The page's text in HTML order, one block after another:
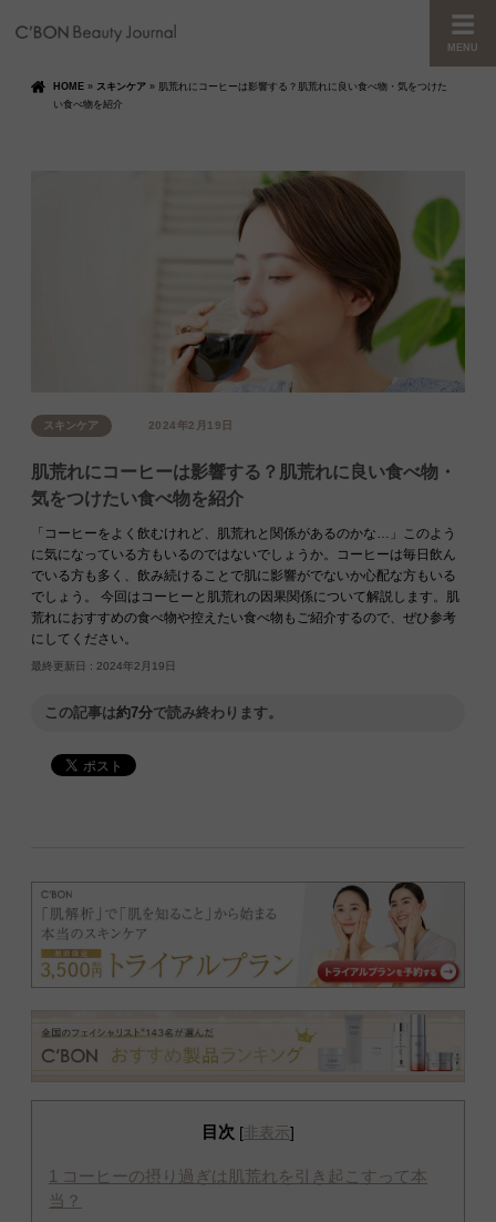
MENU
HOME » スキンケア » 肌荒れにコーヒーは影響する？肌荒れに良い食べ物・気をつけた
い食べ物を紹介
スキンケア 2024年2月19日
肌荒れにコーヒーは影響する？肌荒れに良い食べ物・
気をつけたい食べ物を紹介
「コーヒーをよく飲むけれど、肌荒れと関係があるのかな…」このよう
に気になっている方もいるのではないでしょうか。コーヒーは毎日飲ん
でいる方も多く、飲み続けることで肌に影響がでないか心配な方もいる
でしょう。 今回はコーヒーと肌荒れの因果関係について解説します。肌
荒れにおすすめの食べ物や控えたい食べ物もご紹介するので、ぜひ参考
にしてください。
最終更新日 : 2024年2月19日
この記事は約7分で読み終わります。
目次 [非表示]
1 コーヒーの摂り過ぎは肌荒れを引き起こすって本
当？